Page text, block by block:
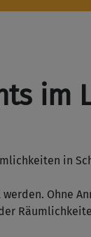
im
in
Ohne